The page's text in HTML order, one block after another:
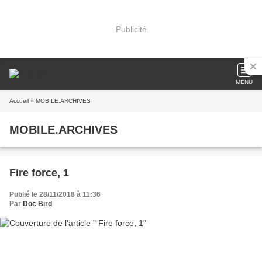
Publicité
MENU
Accueil » MOBILE.ARCHIVES
MOBILE.ARCHIVES
Fire force, 1
Publié le 28/11/2018 à 11:36
Par Doc Bird